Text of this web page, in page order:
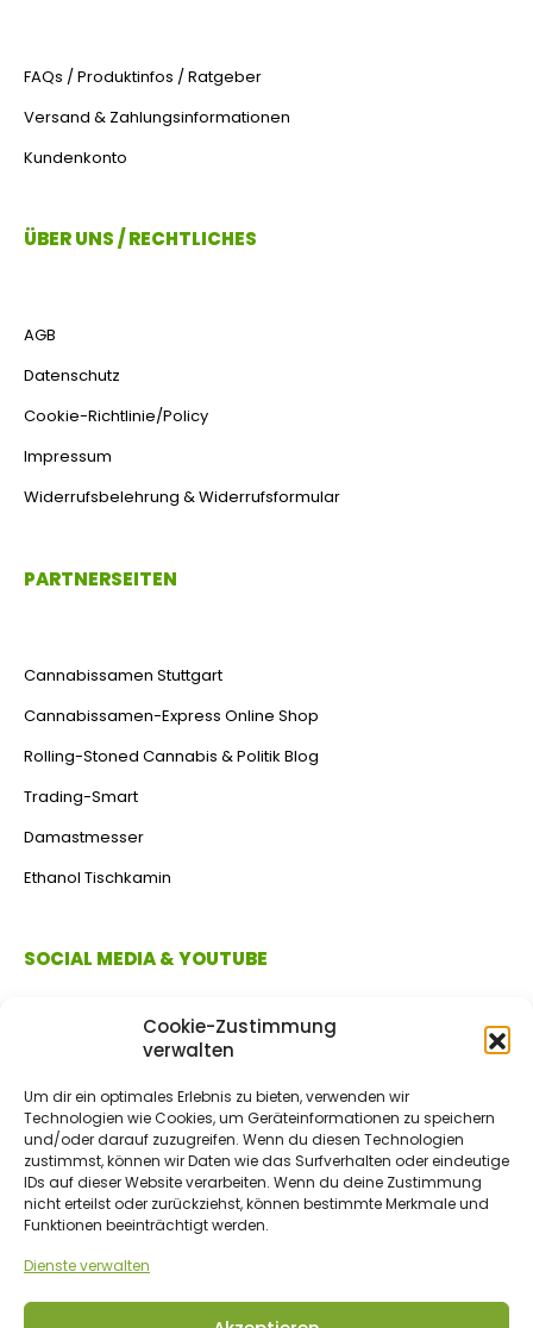
Cookie-Zustimmung
verwalten
Um dir ein optimales Erlebnis zu bieten, verwenden wir
Technologien wie Cookies, um Geräteinformationen zu speichern
und/oder darauf zuzugreifen. Wenn du diesen Technologien
zustimmst, können wir Daten wie das Surfverhalten oder eindeutige
IDs auf dieser Website verarbeiten. Wenn du deine Zustimmung
nicht erteilst oder zurückziehst, können bestimmte Merkmale und
Funktionen beeinträchtigt werden.
Dienste verwalten
FAQs / Produktinfos / Ratgeber
Versand & Zahlungsinformationen
Kundenkonto
ÜBER UNS / RECHTLICHES
AGB
Datenschutz
Cookie-Richtlinie/Policy
Impressum
Widerrufsbelehrung & Widerrufsformular
PARTNERSEITEN
Cannabissamen Stuttgart
Cannabissamen-Express Online Shop
Rolling-Stoned Cannabis & Politik Blog
Trading-Smart
Damastmesser
Ethanol Tischkamin
SOCIAL MEDIA & YOUTUBE
ZAHLUNGSMETHODEN